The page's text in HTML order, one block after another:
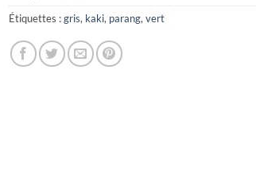
Étiquettes :gris, kaki, parang, vert